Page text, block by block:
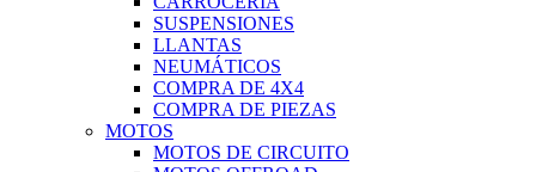
SUSPENSIONES
LLANTAS
NEUMÁTICOS
COMPRA DE 4X4
COMPRA DE PIEZAS
MOTOS
MOTOS DE CIRCUITO